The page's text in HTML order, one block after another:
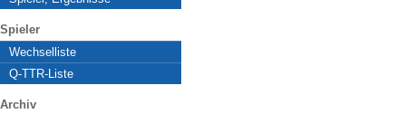
Spieler
Wechselliste
Q-TTR-Liste
Archiv